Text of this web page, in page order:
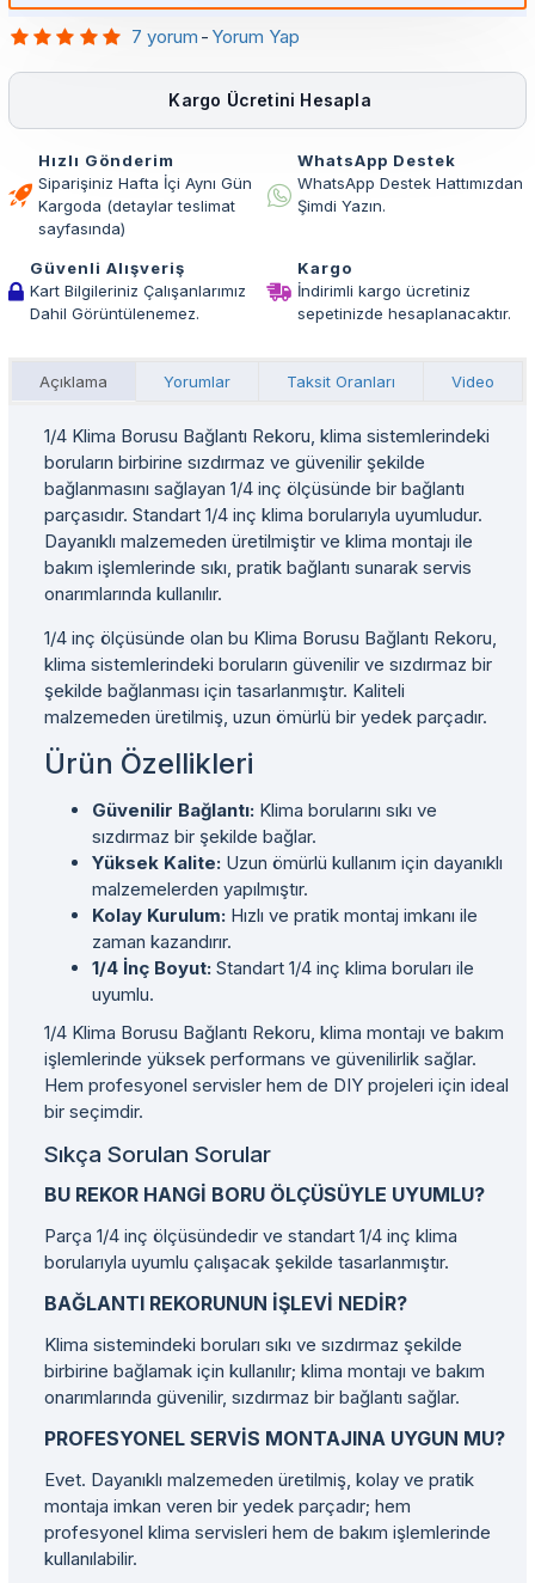
7 yorum - Yorum Yap
Kargo Ücretini Hesapla
Hızlı Gönderim
Siparişiniz Hafta İçi Aynı Gün
Kargoda (detaylar teslimat
sayfasında)
WhatsApp Destek
WhatsApp Destek Hattımızdan
Şimdi Yazın.
Güvenli Alışveriş
Kart Bilgileriniz Çalışanlarımız
Dahil Görüntülenemez.
Kargo
İndirimli kargo ücretiniz
sepetinizde hesaplanacaktır.
Açıklama Yorumlar Taksit Oranları Video
1/4 Klima Borusu Bağlantı Rekoru, klima sistemlerindeki
boruların birbirine sızdırmaz ve güvenilir şekilde
bağlanmasını sağlayan 1/4 inç ölçüsünde bir bağlantı
parçasıdır. Standart 1/4 inç klima borularıyla uyumludur.
Dayanıklı malzemeden üretilmiştir ve klima montajı ile
bakım işlemlerinde sıkı, pratik bağlantı sunarak servis
onarımlarında kullanılır.
1/4 inç ölçüsünde olan bu Klima Borusu Bağlantı Rekoru,
klima sistemlerindeki boruların güvenilir ve sızdırmaz bir
şekilde bağlanması için tasarlanmıştır. Kaliteli
malzemeden üretilmiş, uzun ömürlü bir yedek parçadır.
Ürün Özellikleri
Güvenilir Bağlantı: Klima borularını sıkı ve
sızdırmaz bir şekilde bağlar.
Yüksek Kalite: Uzun ömürlü kullanım için dayanıklı
malzemelerden yapılmıştır.
Kolay Kurulum: Hızlı ve pratik montaj imkanı ile
zaman kazandırır.
1/4 İnç Boyut: Standart 1/4 inç klima boruları ile
uyumlu.
1/4 Klima Borusu Bağlantı Rekoru, klima montajı ve bakım
işlemlerinde yüksek performans ve güvenilirlik sağlar.
Hem profesyonel servisler hem de DIY projeleri için ideal
bir seçimdir.
Sıkça Sorulan Sorular
BU REKOR HANGI BORU ÖLÇÜSÜYLE UYUMLU?
Parça 1/4 inç ölçüsündedir ve standart 1/4 inç klima
borularıyla uyumlu çalışacak şekilde tasarlanmıştır.
BAĞLANTI REKORUNUN IŞLEVI NEDIR?
Klima sistemindeki boruları sıkı ve sızdırmaz şekilde
birbirine bağlamak için kullanılır; klima montajı ve bakım
onarımlarında güvenilir, sızdırmaz bir bağlantı sağlar.
PROFESYONEL SERVIS MONTAJINA UYGUN MU?
Evet. Dayanıklı malzemeden üretilmiş, kolay ve pratik
montaja imkan veren bir yedek parçadır; hem
profesyonel klima servisleri hem de bakım işlemlerinde
kullanılabilir.